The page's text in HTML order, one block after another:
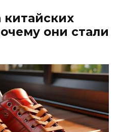
они стали